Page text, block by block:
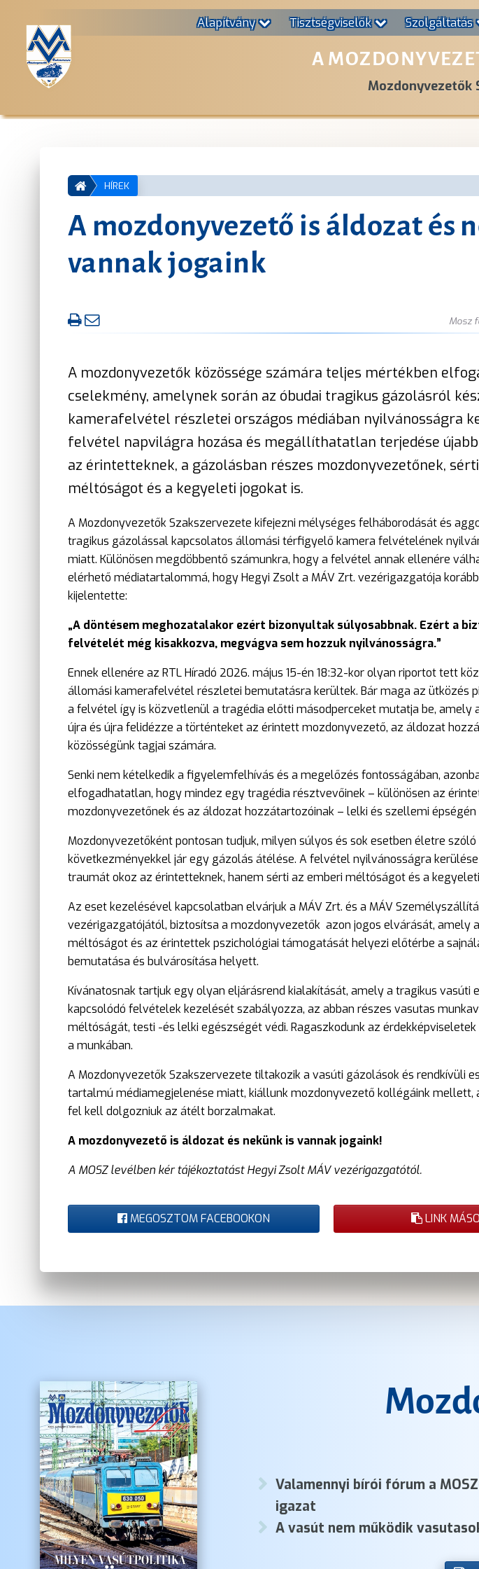
Alapítvány Tisztségviselők Szolgáltatás
A
Mozdonyvezetők
HÍREK
A mozdonyvezető is áldozat és
vannak jogaink
Mosz
A mozdonyvezetők közössége számára teljes mértékben
cselekmény, amelynek során az óbudai tragikus gázolásról
kamerafelvétel részletei országos médiában nyilvánosságra
felvétel napvilágra hozása és megállíthatatlan terjedése
az érintetteknek, a gázolásban részes mozdonyvezetőnek,
méltóságot és a kegyeleti jogokat is.
A Mozdonyvezetők Szakszervezete kifejezni mélységes felháborodását és
tragikus gázolással kapcsolatos állomási térfigyelő kamera felvételének
miatt. Különösen megdöbbentő számunkra, hogy a felvétel annak ellenére
elérhető médiatartalommá, hogy Hegyi Zsolt a MÁV Zrt. vezérigazgatója
kijelentette:
„A döntésem meghozatalakor ezért bizonyultak súlyosabbnak. Ezért a
felvételét még kisakkozva, megvágva sem hozzuk nyilvánosságra.”
Ennek ellenére az RTL Híradó 2026. május 15-én 18:32-kor olyan riportot tett
állomási kamerafelvétel részletei bemutatásra kerültek. Bár maga az ütközés
a felvétel így is közvetlenül a tragédia előtti másodperceket mutatja be, amely
újra és újra felidézze a történteket az érintett mozdonyvezető, az áldozat
közösségünk tagjai számára.
Senki nem kételkedik a figyelemfelhívás és a megelőzés fontosságában,
elfogadhatatlan, hogy mindez egy tragédia résztvevőinek – különösen az
mozdonyvezetőnek és az áldozat hozzátartozóinak – lelki és szellemi
Mozdonyvezetőként pontosan tudjuk, milyen súlyos és sok esetben életre szóló
következményekkel jár egy gázolás átélése. A felvétel nyilvánosságra
traumát okoz az érintetteknek, hanem sérti az emberi méltóságot és a
Az eset kezelésével kapcsolatban elvárjuk a MÁV Zrt. és a MÁV
vezérigazgatójától, biztosítsa a mozdonyvezetők azon jogos elvárását, amely
méltóságot és az érintettek pszichológiai támogatását helyezi előtérbe a
bemutatása és bulvárosítása helyett.
Kívánatosnak tartjuk egy olyan eljárásrend kialakítását, amely a tragikus vasúti
kapcsolódó felvételek kezelését szabályozza, az abban részes vasutas
méltóságát, testi -és lelki egészségét védi. Ragaszkodunk az érdekképviseletek
a munkában.
A Mozdonyvezetők Szakszervezete tiltakozik a vasúti gázolások és rendkívüli
tartalmú médiamegjelenése miatt, kiállunk mozdonyvezető kollégáink mellett,
fel kell dolgozniuk az átélt borzalmakat.
A mozdonyvezető is áldozat és nekünk is vannak jogaink!
A MOSZ levélben kér tájékoztatást Hegyi Zsolt MÁV vezérigazgatótól.
MEGOSZTOM FACEBOOKON LINK
Valamennyi bírói fórum a
igazat
A vasút nem működik